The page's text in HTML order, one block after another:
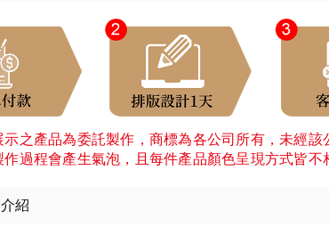
之產品為委託製作，商標為各公司所有，未經
過程會產生氣泡，且每件產品顏色呈現方式皆不
紹